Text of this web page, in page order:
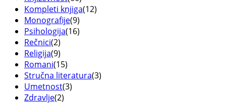
Kompleti knjiga(12)
Monografije(9)
Psihologija(16)
Rečnici(2)
Religija(9)
Romani(15)
Stručna literatura(3)
Umetnost(3)
Zdravlje(2)